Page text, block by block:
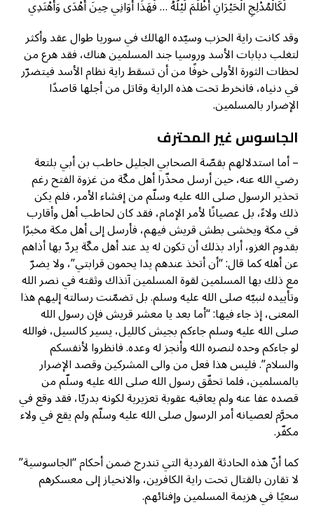
لَكَالْمُدْلِجِ الْحَيْرَانِ أَظْلَمَ لَيْلُهُ … فَهَذَا أَوَانِي حِينَ أُهْدَى وَأَهْتَدِي
وقد كانت راية الحزب وسيّده الهالك في سوريا طوال عقد وأكثر
لتغلب دبابات الأسد وروسيا جند المسلمين هناك، فقد هرع من
لحظات الثورة الأولى خوفًا من أن تسقط راية نظام الأسد فيتضرّر
في دنياه، فانخرط تحت هذه الراية وقاتل من أجلها قاصدًا
الإضرار بالمسلمين.
الجاسوس غير المحترف
– أما استدلالهم بقصّة الصحابي الجليل حاطب بن أبي بلتعة
رضي الله عنه، حين أرسل محذّرا أهل مكّة من غزوة الفتح رغم
تحذير الرسول صلى الله عليه وسلّم من إفشاء الأمر، فلم يكن
ذلك ولاءً، بل عصيانًا لأمر الإمام، فقد كان لحاطب أهل وأقارب
في مكة ويخشى بطش قريش فيهم، فأرسل إلى أهل مكة مخبرًا
بقدوم الغزو، أراد بذلك أن تكون له يد عند أهل مكّة يردّ بها أذاهم
عن أهله كما قال: “أن أتخذ عندهم يدا يحمون قرابتي”، ولا يضرّ
مع ذلك بها المسلمين لقوة المسلمين آنذاك وثقته في نصر الله
وتأييده لنبيّه صلى الله عليه وسلم. بل تضمّنت رسالته إليهم هذا
المعنى، إذ جاء فيها: “أما بعد يا معشر قريش فإن رسول الله
صلى الله عليه وسلم جاءكم بجيش كالليل، يسير كالسيل، فوالله
لو جاءكم وحده لنصره الله وأنجز له وعده. فانظروا لأنفسكم
والسلام”. فليس هذا فعل من والى المشركين وقصد الإضرار
بالمسلمين، فلما تحقّق رسول الله صلى الله عليه وسلّم من
قصده عفا عنه ولم يعاقبه عقوبة تعزيرية لكونه بدريّا، فقد وقع في
محرَّم لعصيانه أمر الرسول صلى الله عليه وسلّم ولم يقع في ولاء
مكفّر.
كما أنّ هذه الحادثة الفردية التي تندرج ضمن أحكام “الجاسوسية”
لا تقارن بالقتال تحت راية الكافرين، والانحياز إلى معسكرهم
سعيًا في هزيمة المسلمين وإفنائهم.